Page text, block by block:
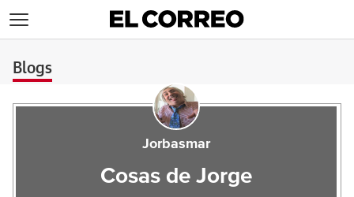
Blogs
Jorbasmar
Cosas de Jorge